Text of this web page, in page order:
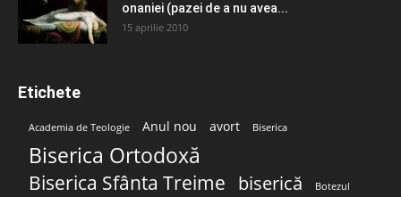
onaniei (pazei de a nu avea...
15 aprilie 2010
Etichete
Academia de Teologie Anul nou avort Biserica
Biserica Ortodoxă
Biserica Sfânta Treime biserică Botezul